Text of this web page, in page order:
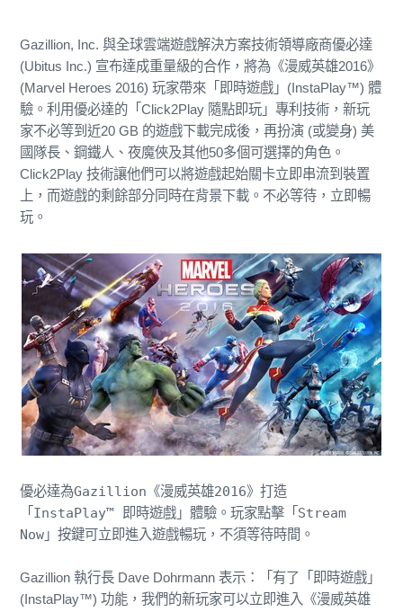
Gazillion, Inc. 與全球雲端遊戲解決方案技術領導廠商優必達
(Ubitus Inc.) 宣布達成重量級的合作，將為《漫威英雄2016》
(Marvel Heroes 2016) 玩家帶來「即時遊戲」(InstaPlay™) 體
驗。利用優必達的「Click2Play 隨點即玩」專利技術，新玩
家不必等到近20 GB 的遊戲下載完成後，再扮演 (或變身) 美
國隊長、鋼鐵人、夜魔俠及其他50多個可選擇的角色。
Click2Play 技術讓他們可以將遊戲起始關卡立即串流到裝置
上，而遊戲的剩餘部分同時在背景下載。不必等待，立即暢
玩。
優必達為Gazillion《漫威英雄2016》打造
「InstaPlay™ 即時遊戲」體驗。玩家點擊「Stream
Now」按鍵可立即進入遊戲暢玩，不須等待時間。
Gazillion 執行長 Dave Dohrmann 表示：「有了「即時遊戲」
(InstaPlay™) 功能，我們的新玩家可以立即進入《漫威英雄